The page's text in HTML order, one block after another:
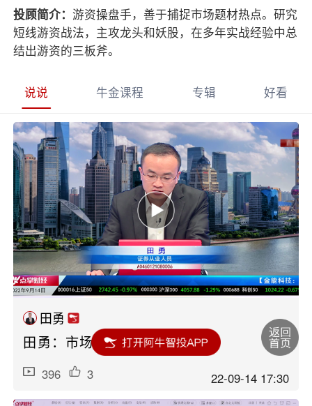
投顾简介： 游资操盘手，善于捕捉市场题材热点。研究
短线游资战法，主攻龙头和妖股，在多年实战经验中总
结出游资的三板斧。
说说 牛金课程 专辑 好看
田勇
田勇：市场回调，看的是机会
396 3 22-09-14 17:30